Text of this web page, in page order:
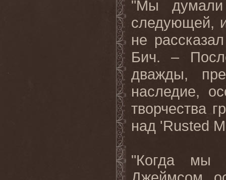
"Мы думали
следующей,
не
Бич. –
дважды,
наследие,
творчества
над 'Rusted
"Когда мы